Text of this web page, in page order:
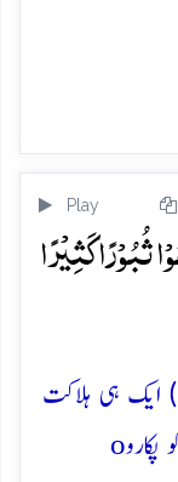
Play
ثُبُوۡرًا کَثِیۡرًا
ایک ہی ہلاکت
پکاروo